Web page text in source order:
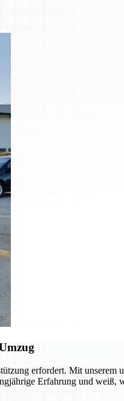
erfordert. Mit unserem
Erfahrung und